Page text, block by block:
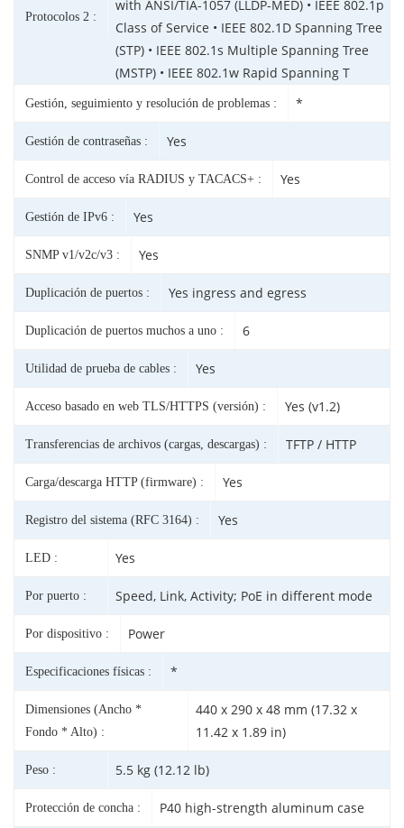
Protocolos 2 :
with ANSI/TIA-1057 (LLDP-MED) • IEEE 802.1p
Class of Service • IEEE 802.1D Spanning Tree
(STP) • IEEE 802.1s Multiple Spanning Tree
(MSTP) • IEEE 802.1w Rapid Spanning T
Gestión, seguimiento y resolución de problemas : *
Gestión de contraseñas : Yes
Control de acceso vía RADIUS y TACACS+ : Yes
Gestión de IPv6 : Yes
SNMP v1/v2c/v3 : Yes
Duplicación de puertos : Yes ingress and egress
Duplicación de puertos muchos a uno : 6
Utilidad de prueba de cables : Yes
Acceso basado en web TLS/HTTPS (versión) : Yes (v1.2)
Transferencias de archivos (cargas, descargas) : TFTP / HTTP
Carga/descarga HTTP (firmware) : Yes
Registro del sistema (RFC 3164) : Yes
LED : Yes
Por puerto : Speed, Link, Activity; PoE in different mode
Por dispositivo : Power
Especificaciones físicas : *
Dimensiones (Ancho *
Fondo * Alto) :
440 x 290 x 48 mm (17.32 x
11.42 x 1.89 in)
Peso : 5.5 kg (12.12 lb)
Protección de concha : P40 high-strength aluminum case